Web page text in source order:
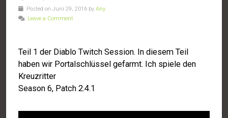
Posted on Juni 29, 2016 by Any
Leave a Comment
Teil 1 der Diablo Twitch Session. In diesem Teil
haben wir Portalschlüssel gefarmt. Ich spiele den
Kreuzritter
Season 6, Patch 2.4.1